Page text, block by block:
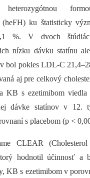
(heFH) ku štatisticky
%. V dvoch
nízku dávku statínu
bol pokles LDL-C
aj pre celkový
KB s ezetimibom viedla
dávke statínov v
s placebom (p <
CLEAR
hodnotil účinnosť a
KB s ezetimibom v